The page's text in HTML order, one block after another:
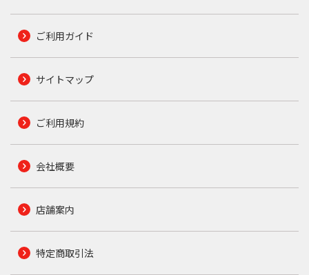
ご利用ガイド
サイトマップ
ご利用規約
会社概要
店舗案内
特定商取引法